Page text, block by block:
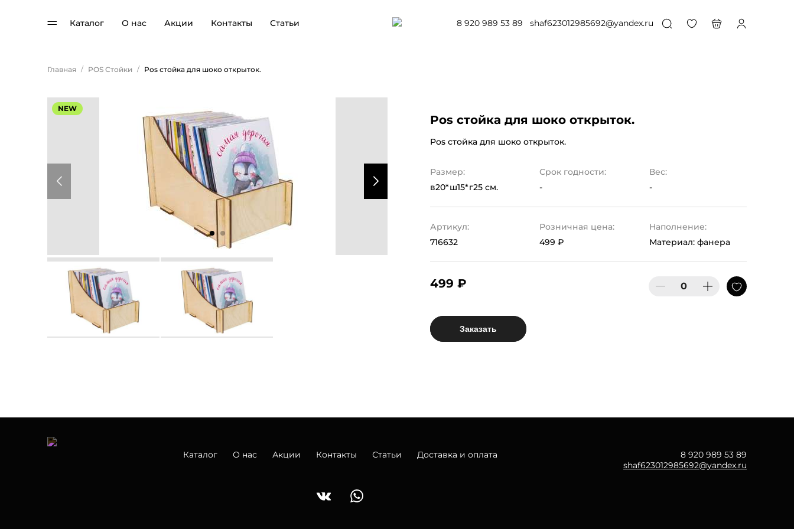
Каталог О нас Акции Контакты Статьи 8 920 989 53 89 shaf623012985692@yandex.ru
Главная / POS Стойки / Pos стойка для шоко открыток.
NEW
Pos стойка для шоко открыток.
Pos стойка для шоко открыток.
Размер:
в20*ш15*г25 см.
Срок годности:
-
Вес:
-
Артикул:
716632
Розничная цена:
499 ₽
Наполнение:
Материал: фанера
499 ₽
Заказать
Каталог О нас Акции Контакты Статьи Доставка и оплата
8 920 989 53 89
shaf623012985692@yandex.ru